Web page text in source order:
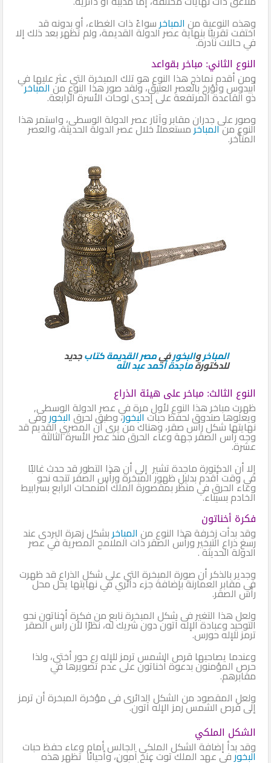
وهذه النوعية من المباخرسواءً ذات الغطاء، أو بدونه قد
اختفت تقريبًا بنهاية عصر الدولة القديمة، ولم تظهر بعد ذلك إلا
في حالات نادرة.
النوع الثاني: مباخر بقواعد
ومن أقدم نماذج هذا النوع هو تلك المبخرة التي عثر عليها في
أبيدوس وتؤرخ بالعصر العتيق، ولقد صور هذا النوع منالمباخر
ذو القاعدة المرتفعة على إحدى لوحات الأسرة الرابعة.
وصور على جدران مقابر وآثار عصر الدولة الوسطى، واستمر هذا
النوع منالمباخرمستعملاً خلال عصر الدولة الحديثة، والعصر
المتأخر.
المباخروالبخورفيمصر القديمةكتابجديد
للدكتورةماجدة أحمد عبد الله
النوع الثالث: مباخر على هيئة الذراع
ظهرت مباخر هذا النوع لأول مرة في عصر الدولة الوسطى,
ويعلوها صندوق لحفظ حباتالبخور، وطبق لحرق البخوروفى
نهايتها شكل رأس صقر، وهناك من يرى أن المصري القديم قد
وجه رأس الصقر جهة وعاء الحرق منذ عصر الأسرة الثالثة
عشرة.
إلا أن الدكتورة ماجدة تشير إلى أن هذا التطور قد حدث غالبًا
في وقت أقدم بدليل ظهور المبخرة ورأس الصقر تتجه نحو
وعاء الحرق في منظر بمقصورة الملك أمنمحات الرابع بسرابيط
الخادم بسيناء.
فكرة أخناتون
وقد بدأت زخرفة هذا النوع من المباخربشكل زهرة البردى عند
رسغ ذراع التبخير ورأس الصقر ذات الملامح المصرية في عصر
الدولة الحديثة .
وجدير بالذكر أن صورة المبخرة التي على شكل الذراع قد ظهرت
في مقابر العمارنة بإضافة جزء دائري في نهايتها يحل محل
رأس الصقر.
ولعل هذا التغير فى شكل المبخرة نابع من فكرة أخناتون نحو
التوحيد وعبادة الإله آتون دون شريك له، نظرًا لأن رأس الصقر
ترمز للإله حورس.
وعندما يصاحبها قرص الشمس ترمز للإله رع حور أختي، ولذا
حرص المؤمنون بدعوة أخناتون على عدم تصويرها في
مقابرهم.
ولعل المقصود من الشكل الدائرى فى مؤخرة المبخرة أن ترمز
إلى قرص الشمس رمز الإله آتون.
الشكل الملكي
وقد بدأ إضافة الشكل الملكي الجالس أمام وعاء حفظ حبات
البخورفي عهد الملك توت عنخ آمون، وأحيانًا تظهر هذه